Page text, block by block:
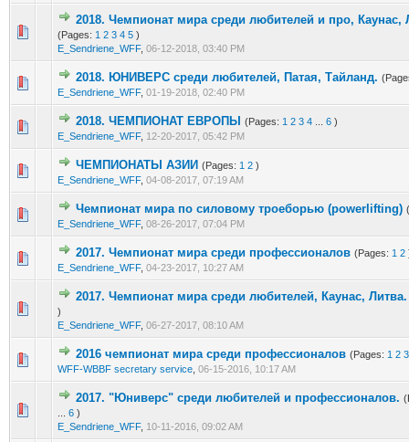
2018. Чемпионат мира среди любителей и про, Каунас,
(Pages: 1 2 3 4 5 )
E_Sendriene_WFF, 06-12-2018, 03:40 PM
2 Vote(s) - 1.5 out of 5 in Average
2018. ЮНИВЕРС среди любителей, Патая, Тайланд.
E_Sendriene_WFF, 01-19-2018, 02:40 PM
2 Vote(s) - 1.5 out of 5 in Average
12345
2018. ЧЕМПИОНАТ ЕВРОПЫ (Pages: 1 2 3 4 6 )
E_Sendriene_WFF, 12-20-2017, 05:42 PM
2 Vote(s) - 1.5 out of 5 in Average
12 345
ЧЕМПИОНАТЫ АЗИИ (Pages: 1 2 )
E_Sendriene_WFF, 04-08-2017, 07:19 AM
2 Vote(s) - 1.5 out of 5 in Average
1234 5
Чемпионат мира по силовому троеборью (powerlifting)
E_Sendriene_WFF, 08-26-2017, 07:04 PM
2 Vote(s) - 1.5 out of 5 in Average
1 2345
2017. Чемпионат мира среди профессионалов (Pages: 1 2
E_Sendriene_WFF, 04-23-2017, 10:27 AM
2 Vote(s) - 1.5 out of 5 in Average
1 2345
2017. Чемпионат мира среди любителей, Каунас, Литва.
)
E_Sendriene_WFF, 06-27-2017, 08:10 AM
2016 чемпионат мира среди профессионалов (Pages: 1 2 3
WFF-WBBF secretary service 06-15-2016, 10:17 AM
2 Vote(s) - 1.5 out of 5 in Average
12345
2017. "Юниверс" среди любителей и профессионалов.
6 )
E_Sendriene_WFF, 10-11-2016, 09:02 AM